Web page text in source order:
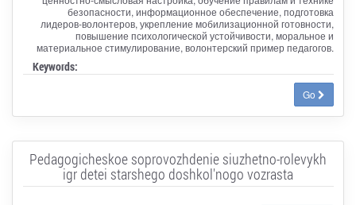
безопасности, информационное обеспечение, подготовка
лидеров-волонтеров, укрепление мобилизационной готовности,
повышение психологической устойчивости, моральное и
материальное стимулирование, волонтерский пример педагогов.
Keywords:
Go
Pedagogicheskoe soprovozhdenie siuzhetno-rolevykh
igr detei starshego doshkol'nogo vozrasta